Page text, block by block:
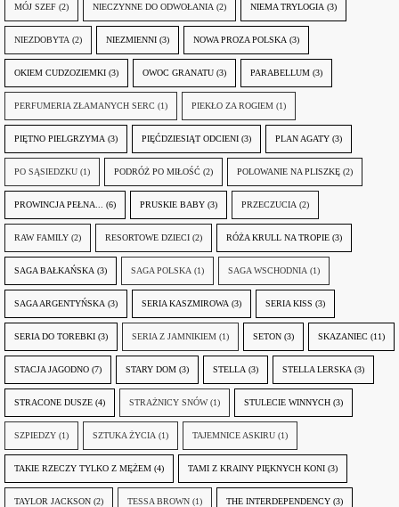
MÓJ SZEF (2) NIECZYNNE DO ODWOŁANIA (2) NIEMA TRYLOGIA (3)
NIEZDOBYTA (2) NIEZMIENNI (3) NOWA PROZA POLSKA (3)
OKIEM CUDZOZIEMKI (3) OWOC GRANATU (3) PARABELLUM (3)
PERFUMERIA ZŁAMANYCH SERC (1) PIEKŁO ZA ROGIEM (1)
PIĘTNO PIELGRZYMA (3) PIĘĆDZIESIĄT ODCIENI (3) PLAN AGATY (3)
PO SĄSIEDZKU (1) PODRÓŻ PO MIŁOŚĆ (2) POLOWANIE NA PLISZKĘ (2)
PROWINCJA PEŁNA... (6) PRUSKIE BABY (3) PRZECZUCIA (2)
RAW FAMILY (2) RESORTOWE DZIECI (2) RÓŻA KRULL NA TROPIE (3)
SAGA BAŁKAŃSKA (3) SAGA POLSKA (1) SAGA WSCHODNIA (1)
SAGA ARGENTYŃSKA (3) SERIA KASZMIROWA (3) SERIA KISS (3)
SERIA DO TOREBKI (3) SERIA Z JAMNIKIEM (1) SETON (3) SKAZANIEC (11)
STACJA JAGODNO (7) STARY DOM (3) STELLA (3) STELLA LERSKA (3)
STRACONE DUSZE (4) STRAŻNICY SNÓW (1) STULECIE WINNYCH (3)
SZPIEDZY (1) SZTUKA ŻYCIA (1) TAJEMNICE ASKIRU (1)
TAKIE RZECZY TYLKO Z MĘŻEM (4) TAMI Z KRAINY PIĘKNYCH KONI (3)
TAYLOR JACKSON (2) TESSA BROWN (1) THE INTERDEPENDENCY (3)